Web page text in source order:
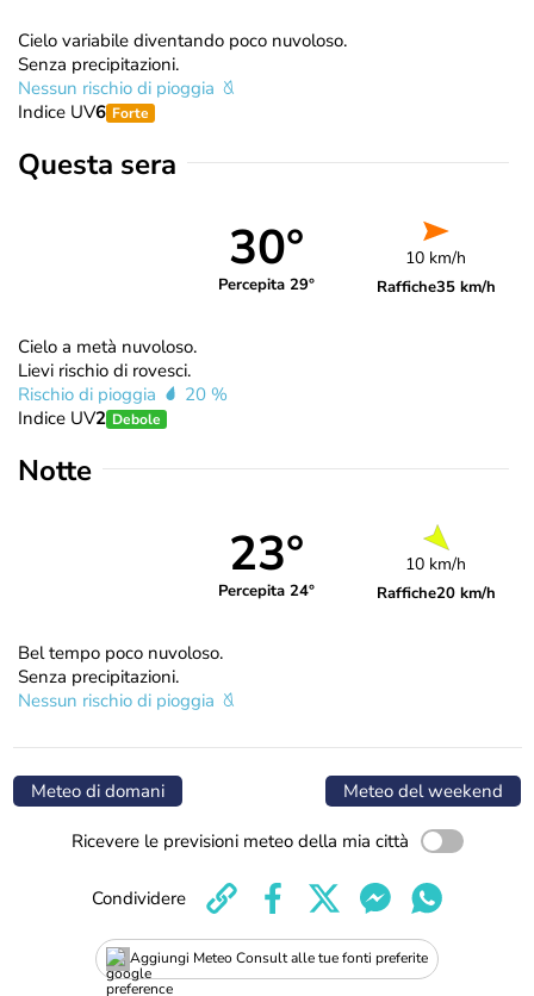
Cielo variabile diventando poco nuvoloso.
Senza precipitazioni.
Nessun rischio di pioggia
Indice UV6 Forte
Questa sera
30°
Percepita 29°
10 km/h
Raffiche35 km/h
Cielo a metà nuvoloso.
Lievi rischio di rovesci.
Rischio di pioggia
20 %
Indice UV2 Debole
Notte
23°
Percepita 24°
10 km/h
Raffiche20 km/h
Bel tempo poco nuvoloso.
Senza precipitazioni.
Nessun rischio di pioggia
Meteo di domani Meteo del weekend
Ricevere le previsioni meteo della mia città
Aggiungi Meteo Consult alle tue fonti preferite
Condividere